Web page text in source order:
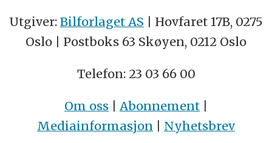
Utgiver: Bilforlaget AS | Hovfaret 17B, 0275
Oslo | Postboks 63 Skøyen, 0212 Oslo
Telefon: 23 03 66 00
Om oss | Abonnement |
Mediainformasjon | Nyhetsbrev